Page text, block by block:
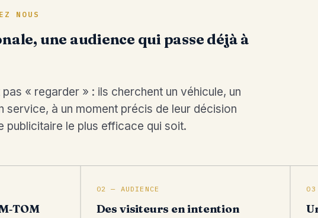
NOUS
une audience qui passe déjà à
« regarder » : ils cherchent un véhicule, un
service, à un moment précis de leur décision
le plus efficace qui soit.
02 — AUDIENCE
Des visiteurs en intention